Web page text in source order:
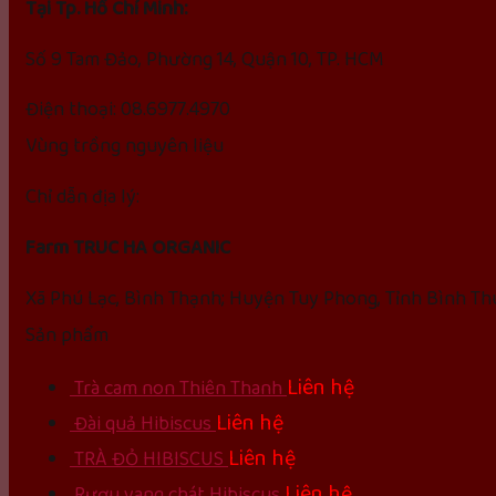
Tại Tp. Hồ Chí Minh:
Số 9 Tam Đảo, Phường 14, Quận 10, TP. HCM
Điện thoại: 08.6977.4970
Vùng trồng nguyên liệu
Chỉ dẫn địa lý:
Farm TRUC HA ORGANIC
Xã Phú Lạc, Bình Thạnh; Huyện Tuy Phong, Tỉnh Bình
Sản phẩm
Trà cam non Thiên Thanh Liên hệ
Đài quả Hibiscus Liên hệ
TRÀ ĐỎ HIBISCUS Liên hệ